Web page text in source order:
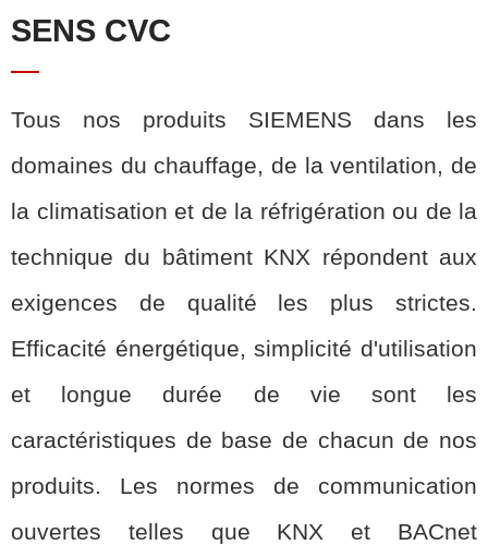
SENS CVC
Tous nos produits SIEMENS dans les
domaines du chauffage, de la ventilation, de
la climatisation et de la réfrigération ou de la
technique du bâtiment KNX répondent aux
exigences de qualité les plus strictes.
Efficacité énergétique, simplicité d'utilisation
et longue durée de vie sont les
caractéristiques de base de chacun de nos
produits. Les normes de communication
ouvertes telles que KNX et BACnet